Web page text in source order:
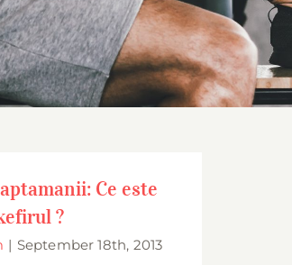
Ce este
?
| September 18th, 2013